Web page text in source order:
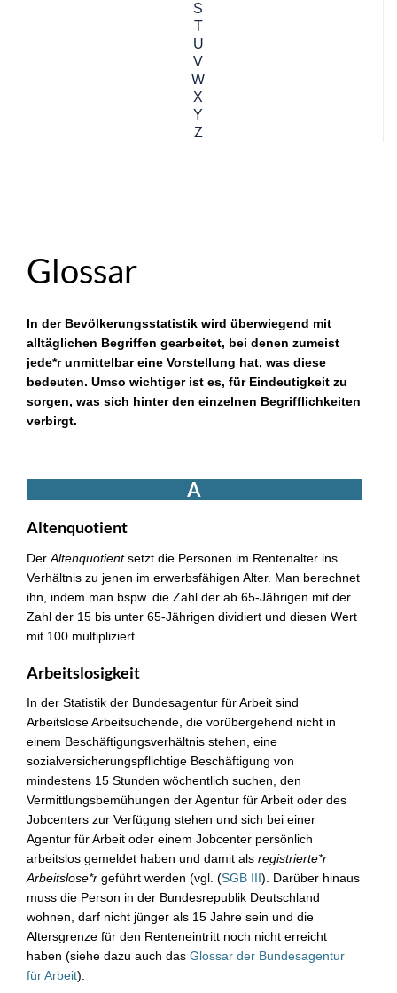
S
T
U
V
W
X
Y
Z
Glossar
In der Bevölkerungsstatistik wird überwiegend mit
alltäglichen Begriffen gearbeitet, bei denen zumeist
jede*r unmittelbar eine Vorstellung hat, was diese
bedeuten. Umso wichtiger ist es, für Eindeutigkeit zu
sorgen, was sich hinter den einzelnen Begrifflichkeiten
verbirgt.
A
Altenquotient
Der Altenquotientsetzt die Personen im Rentenalter ins
Verhältnis zu jenen im erwerbsfähigen Alter. Man berechnet
ihn, indem man bspw. die Zahl der ab 65-Jährigen mit der
Zahl der 15 bis unter 65-Jährigen dividiert und diesen Wert
mit 100 multipliziert.
Arbeitslosigkeit
In der Statistik der Bundesagentur für Arbeit sind
Arbeitslose Arbeitsuchende, die vorübergehend nicht in
einem Beschäftigungsverhältnis stehen, eine
sozialversicherungspflichtige Beschäftigung von
mindestens 15 Stunden wöchentlich suchen, den
Vermittlungsbemühungen der Agentur für Arbeit oder des
Jobcenters zur Verfügung stehen und sich bei einer
Agentur für Arbeit oder einem Jobcenter persönlich
arbeitslos gemeldet haben und damit als registrierte*r
Arbeitslose*r geführt werden (vgl. (SGB III). Darüber hinaus
muss die Person in der Bundesrepublik Deutschland
wohnen, darf nicht jünger als 15 Jahre sein und die
Altersgrenze für den Renteneintritt noch nicht erreicht
haben (siehe dazu auch das Glossar der Bundesagentur
für Arbeit).